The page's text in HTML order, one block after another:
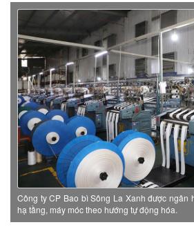
Công ty CP Bao bì Sông La Xanh được ngân
hạ tầng, máy móc theo hướng tự động hóa.